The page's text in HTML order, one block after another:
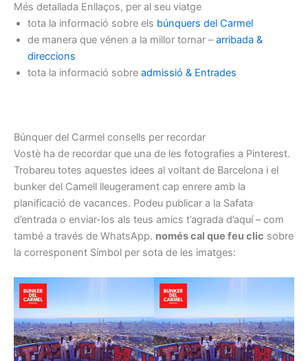
Més detallada Enllaços, per al seu viatge
tota la informació sobre els búnquers del Carmel
de manera que vénen a la millor tornar –arribada &
direccions
tota la informació sobre admissió & Entrades
Búnquer del Carmel consells per recordar
Vostè ha de recordar que una de les fotografies a Pinterest.
Trobareu totes aquestes idees al voltant de Barcelona i el
bunker del Camell lleugerament cap enrere amb la
planificació de vacances. Podeu publicar a la Safata
d’entrada o enviar-los als teus amics t’agrada d’aquí – com
també a través de WhatsApp. només cal que feu clic sobre
la corresponent Símbol per sota de les imatges: